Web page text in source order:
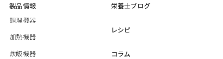
製品情報
調理機器
加熱機器
炊飯機器
栄養士ブログ
レシピ
コラム